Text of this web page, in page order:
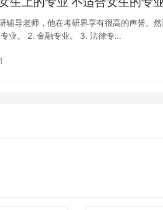
辅导老师，他在考研界享有很高的声誉。
业。 2. 金融专业。 3. 法律专…